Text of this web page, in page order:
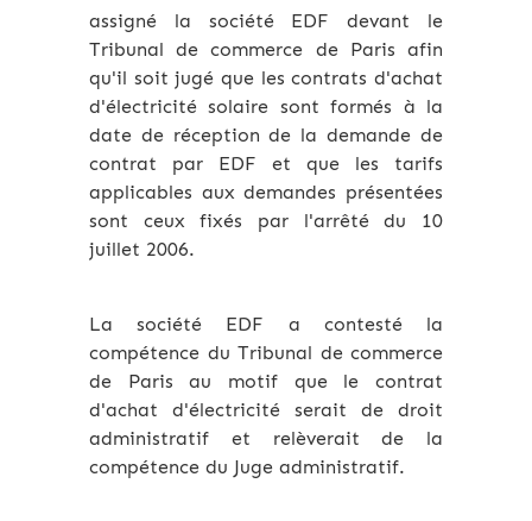
assigné la société EDF devant le
Tribunal de commerce de Paris afin
qu'il soit jugé que les contrats d'achat
d'électricité solaire sont formés à la
date de réception de la demande de
contrat par EDF et que les tarifs
applicables aux demandes présentées
sont ceux fixés par l'arrêté du 10
juillet 2006.
La société EDF a contesté la
compétence du Tribunal de commerce
de Paris au motif que le contrat
d'achat d'électricité serait de droit
administratif et relèverait de la
compétence du Juge administratif.